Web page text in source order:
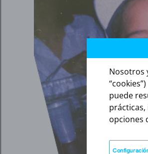
Nosotros
puede
prácticas,
opciones